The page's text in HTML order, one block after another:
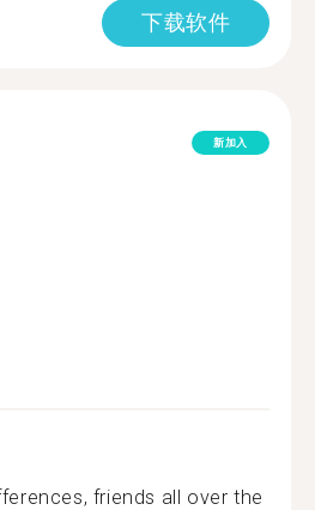
下载软件
新加入
friends all over the